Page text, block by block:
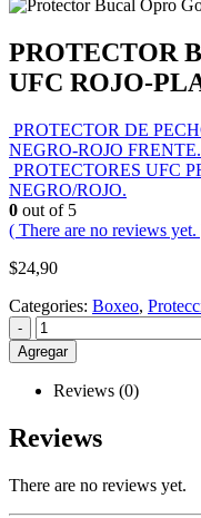
PROTECTOR
UFC ROJO-
PROTECTOR DE
NEGRO-ROJO FRENTE.
PROTECTORES UFC
NEGRO/ROJO.
0 out of 5
( There are no reviews yet.
$24,90
Categories: Boxeo,
-
Agregar
Reviews (0)
Reviews
There are no reviews yet.